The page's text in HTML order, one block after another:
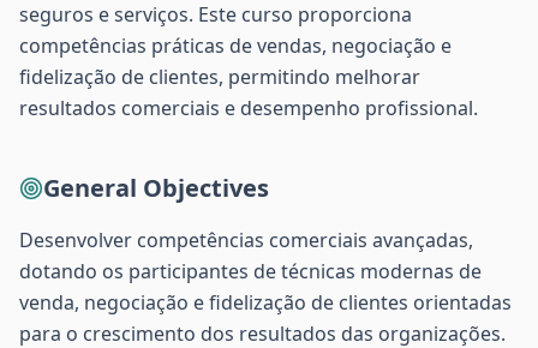
seguros e serviços. Este curso proporciona
competências práticas de vendas, negociação e
fidelização de clientes, permitindo melhorar
resultados comerciais e desempenho profissional.
General Objectives
Desenvolver competências comerciais avançadas,
dotando os participantes de técnicas modernas de
venda, negociação e fidelização de clientes orientadas
para o crescimento dos resultados das organizações.